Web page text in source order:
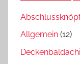
Allgemein (12)